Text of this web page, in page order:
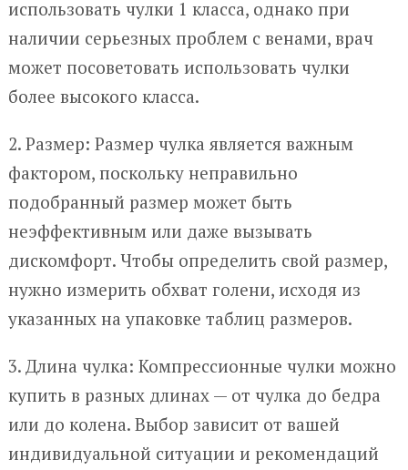
использовать чулки 1 класса, однако при
наличии серьезных проблем с венами, врач
может посоветовать использовать чулки
более высокого класса.
2. Размер: Размер чулка является важным
фактором, поскольку неправильно
подобранный размер может быть
неэффективным или даже вызывать
дискомфорт. Чтобы определить свой размер,
нужно измерить обхват голени, исходя из
указанных на упаковке таблиц размеров.
3. Длина чулка: Компрессионные чулки можно
купить в разных длинах — от чулка до бедра
или до колена. Выбор зависит от вашей
индивидуальной ситуации и рекомендаций